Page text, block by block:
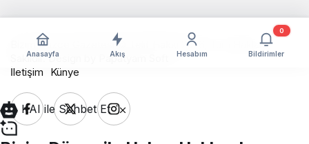
Anasayfa Akış Hesabım Bildirimler
0
Bizim Düzce Gazetesi © Telif Hakkı 2026, Tüm Hakları
Saklıdır. Design by
Papatyam Soft
İletişim
Künye
KAI ile Sohbet Et